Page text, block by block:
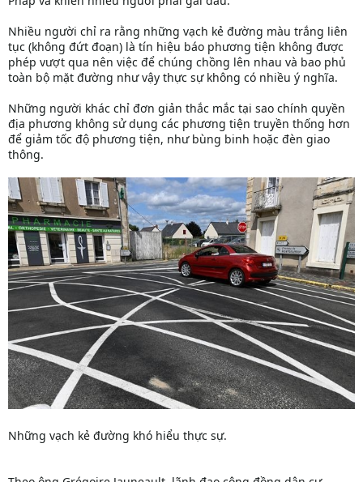
Nhiều người chỉ ra rằng những vạch kẻ đường màu trắng liên
tục (không đứt đoạn) là tín hiệu báo phương tiện không được
phép vượt qua nên việc để chúng chồng lên nhau và bao phủ
toàn bộ mặt đường như vậy thực sự không có nhiều ý nghĩa.
Những người khác chỉ đơn giản thắc mắc tại sao chính quyền
địa phương không sử dụng các phương tiện truyền thống hơn
để giảm tốc độ phương tiện, như bùng binh hoặc đèn giao
thông.
Những vạch kẻ đường khó hiểu thực sự.